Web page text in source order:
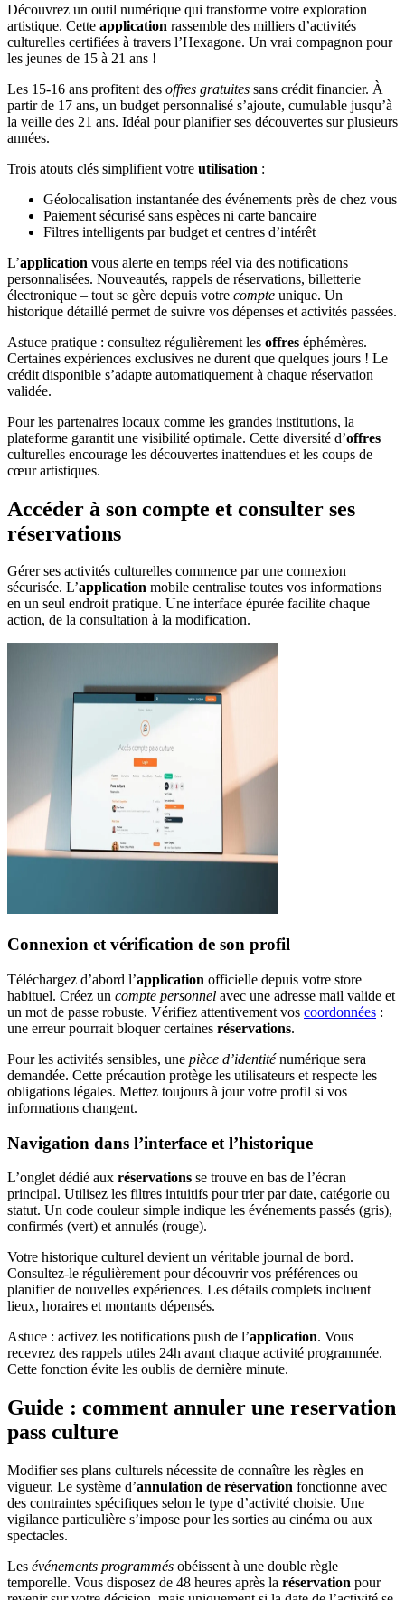
Découvrez un outil numérique qui transforme votre exploration
artistique. Cette application rassemble des milliers d’activités
culturelles certifiées à travers l’Hexagone. Un vrai compagnon pour
les jeunes de 15 à 21 ans !
Les 15-16 ans profitent des offres gratuites sans crédit financier. À
partir de 17 ans, un budget personnalisé s’ajoute, cumulable jusqu’à
la veille des 21 ans. Idéal pour planifier ses découvertes sur plusieurs
années.
Trois atouts clés simplifient votre utilisation :
Géolocalisation instantanée des événements près de chez vous
Paiement sécurisé sans espèces ni carte bancaire
Filtres intelligents par budget et centres d’intérêt
L’application vous alerte en temps réel via des notifications
personnalisées. Nouveautés, rappels de réservations, billetterie
électronique – tout se gère depuis votre compte unique. Un
historique détaillé permet de suivre vos dépenses et activités passées.
Astuce pratique : consultez régulièrement les offres éphémères.
Certaines expériences exclusives ne durent que quelques jours ! Le
crédit disponible s’adapte automatiquement à chaque réservation
validée.
Pour les partenaires locaux comme les grandes institutions, la
plateforme garantit une visibilité optimale. Cette diversité d’offres
culturelles encourage les découvertes inattendues et les coups de
cœur artistiques.
Accéder à son compte et consulter ses
réservations
Gérer ses activités culturelles commence par une connexion
sécurisée. L’application mobile centralise toutes vos informations
en un seul endroit pratique. Une interface épurée facilite chaque
action, de la consultation à la modification.
Connexion et vérification de son profil
Téléchargez d’abord l’application officielle depuis votre store
habituel. Créez un compte personnel avec une adresse mail valide et
un mot de passe robuste. Vérifiez attentivement vos coordonnées :
une erreur pourrait bloquer certaines réservations.
Pour les activités sensibles, une pièce d’identiténumérique sera
demandée. Cette précaution protège les utilisateurs et respecte les
obligations légales. Mettez toujours à jour votre profil si vos
informations changent.
Navigation dans l’interface et l’historique
L’onglet dédié aux réservations se trouve en bas de l’écran
principal. Utilisez les filtres intuitifs pour trier par date, catégorie ou
statut. Un code couleur simple indique les événements passés (gris),
confirmés (vert) et annulés (rouge).
Votre historique culturel devient un véritable journal de bord.
Consultez-le régulièrement pour découvrir vos préférences ou
planifier de nouvelles expériences. Les détails complets incluent
lieux, horaires et montants dépensés.
Astuce : activez les notifications push de l’application. Vous
recevrez des rappels utiles 24h avant chaque activité programmée.
Cette fonction évite les oublis de dernière minute.
Guide : comment annuler une reservation
pass culture
Modifier ses plans culturels nécessite de connaître les règles en
vigueur. Le système d’annulation de réservation fonctionne avec
des contraintes spécifiques selon le type d’activité choisie. Une
vigilance particulière s’impose pour les sorties au cinéma ou aux
spectacles.
Les événements programmés obéissent à une double règle
temporelle. Vous disposez de 48 heures après la réservation pour